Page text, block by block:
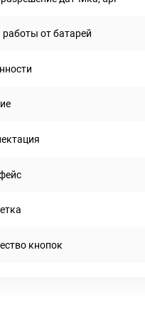
от батарей
кнопок